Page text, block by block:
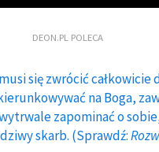
DEON.PL POLECA
się zwrócić całkowicie
na Boga,
zapominać o
skarb. (Sprawdź: